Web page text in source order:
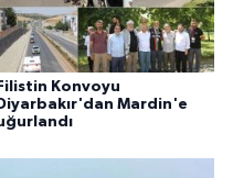
Filistin Konvoyu
Diyarbakır'dan Mardin'e